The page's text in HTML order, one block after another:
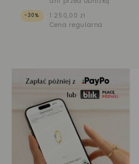
-30%
1 250,00 zł
Cena regularna